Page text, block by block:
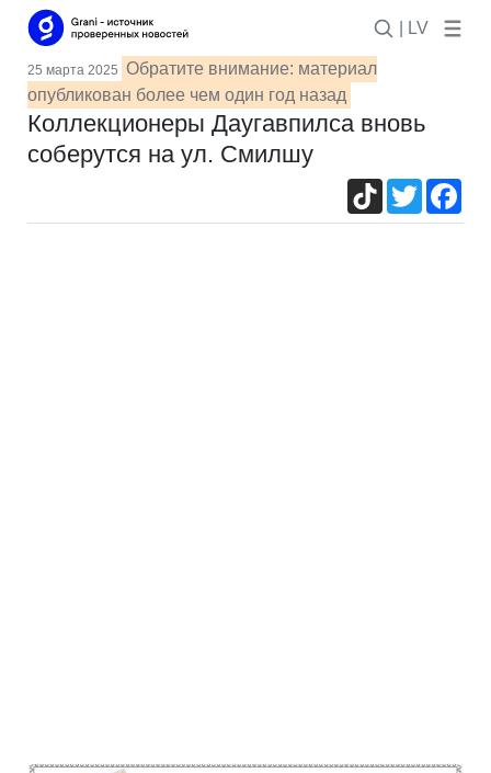
| LV
25 марта 2025 Обратите внимание: материал
опубликован более чем один год назад
Коллекционеры Даугавпилса вновь
соберутся на ул. Смилшу
TikTokTwitter